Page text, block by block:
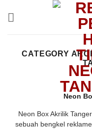
CATEGORY
Neon
Neon Box Akrilik
sebuah bengkel